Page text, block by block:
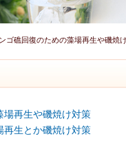
ゴ礁回復のための藻場再生や磯焼
場再生や磯焼け対策
再生とか磯焼け対策